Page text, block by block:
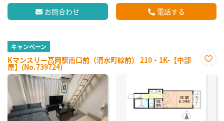
お問合わせ 電話する
キャンペーン
Kマンスリー高岡駅南口前（清水町線前） 210・1K-【中部
屋】(No.739724)
に入